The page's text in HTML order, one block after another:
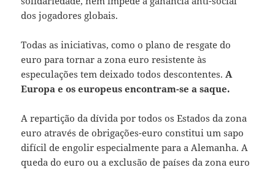
dos jogadores globais.
Todas as iniciativas, como o plano de resgate do
euro para tornar a zona euro resistente às
especulações tem deixado todos descontentes.A
Europa e os europeus encontram-se a saque.
A repartição da dívida por todos os Estados da zona
euro através de obrigações-euro constitui um sapo
difícil de engolir especialmente para a Alemanha. A
queda do euro ou a exclusão de países da zona euro